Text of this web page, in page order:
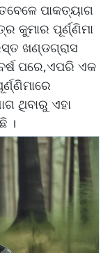
ପାକତ୍ୟାଗ
କୁମାର ପୂର୍ଣ୍ଣିମା
ଖଣ୍ଡଗ୍ରାସ
ପରେ,ଏପରି ଏକ
ଥିବାରୁ ଏହା
।